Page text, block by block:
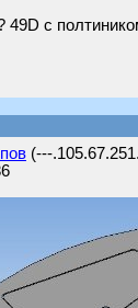
49D с
(---